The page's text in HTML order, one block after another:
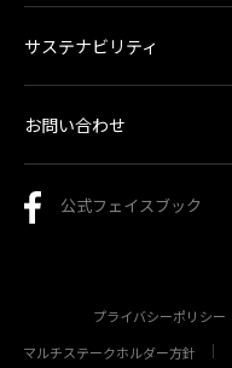
サステナビリティ
お問い合わせ
公式フェイスブック
プライバシーポリシー
マルチステークホルダー方針